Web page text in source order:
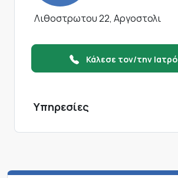
Λιθοστρωτου 22, Αργοστολι
Κάλεσε τον/την Ιατρό
Υπηρεσίες